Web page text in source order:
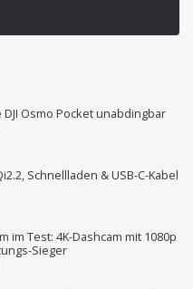
Osmo Pocket unabdingbar
Schnellladen & USB-C-Kabel
im Test: 4K-Dashcam mit 1080p
Sieger